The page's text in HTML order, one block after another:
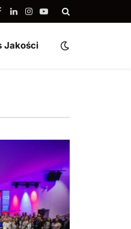
LinkedIn
Instagram
YouTube
Jakości